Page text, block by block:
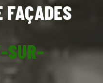
FAÇADES
SUR-